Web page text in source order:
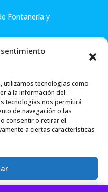
utilizamos tecnologías como
a la información del
tecnologías nos permitirá
de navegación o las
consentir o retirar el
a ciertas características
Fontanería y
o llámanos y haz tu
Privacidad|Envío
49.99€